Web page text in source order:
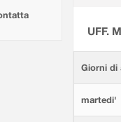
UFF.
Giorni di
martedi'